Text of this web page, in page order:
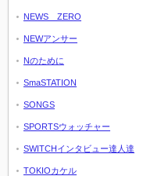
NEWS ZERO
NEWアンサー
Nのために
SmaSTATION
SONGS
SPORTSウォッチャー
SWITCHインタビュー達人達
TOKIOカケル